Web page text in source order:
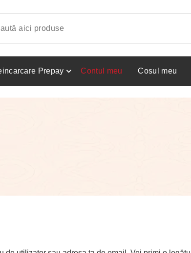
Prepay Contul meu Cosul meu